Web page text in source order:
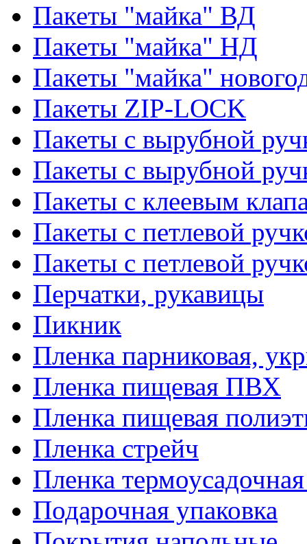
Пакеты "майка" ВД
Пакеты "майка" НД
Пакеты "майка"
Пакеты ZIP-LOCK
Пакеты с вырубной
Пакеты с вырубной
Пакеты с клеевым
Пакеты с петлевой
Пакеты с петлевой
Перчатки, рукавицы
Пикник
Пленка парниковая,
Пленка пищевая ПВХ
Пленка пищевая
Пленка стрейч
Пленка
Подарочная упаковка